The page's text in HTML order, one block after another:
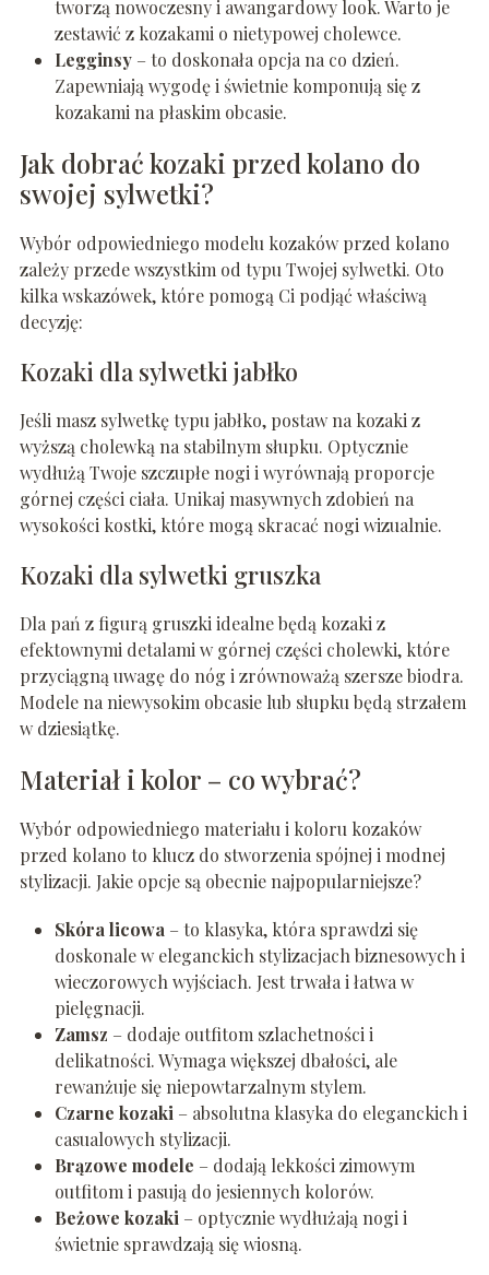
tworzą nowoczesny i awangardowy look. Warto je
zestawić z kozakami o nietypowej cholewce.
Legginsy– to doskonała opcja na co dzień.
Zapewniają wygodę i świetnie komponują się z
kozakami na płaskim obcasie.
Jak dobrać kozaki przed kolano do
swojej sylwetki?
Wybór odpowiedniego modelu kozaków przed kolano
zależy przede wszystkim od typu Twojej sylwetki. Oto
kilka wskazówek, które pomogą Ci podjąć właściwą
decyzję:
Kozaki dla sylwetki jabłko
Jeśli masz sylwetkę typu jabłko, postaw na kozaki z
wyższą cholewką na stabilnym słupku. Optycznie
wydłużą Twoje szczupłe nogi i wyrównają proporcje
górnej części ciała. Unikaj masywnych zdobień na
wysokości kostki, które mogą skracać nogi wizualnie.
Kozaki dla sylwetki gruszka
Dla pań z figurą gruszki idealne będą kozaki z
efektownymi detalami w górnej części cholewki, które
przyciągną uwagę do nóg i zrównoważą szersze biodra.
Modele na niewysokim obcasie lub słupku będą strzałem
w dziesiątkę.
Materiał i kolor – co wybrać?
Wybór odpowiedniego materiału i koloru kozaków
przed kolano to klucz do stworzenia spójnej i modnej
stylizacji. Jakie opcje są obecnie najpopularniejsze?
Skóra licowa – to klasyka, która sprawdzi się
doskonale w eleganckich stylizacjach biznesowych i
wieczorowych wyjściach. Jest trwała i łatwa w
pielęgnacji.
Zamsz – dodaje outfitom szlachetności i
delikatności. Wymaga większej dbałości, ale
rewanżuje się niepowtarzalnym stylem.
Czarne kozaki – absolutna klasyka do eleganckich i
casualowych stylizacji.
Brązowe modele – dodają lekkości zimowym
outfitom i pasują do jesiennych kolorów.
Beżowe kozaki – optycznie wydłużają nogi i
świetnie sprawdzają się wiosną.